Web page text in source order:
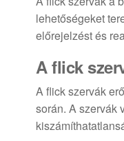
lehetőségeket
előrejelzést és
A flick
A flick szervák
során. A szervák